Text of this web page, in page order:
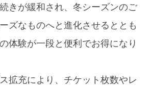
きが緩和され、冬シーズンのご
ズなものへと進化させるととも
体験が一段と便利でお得になり
拡充により、チケット枚数やレ